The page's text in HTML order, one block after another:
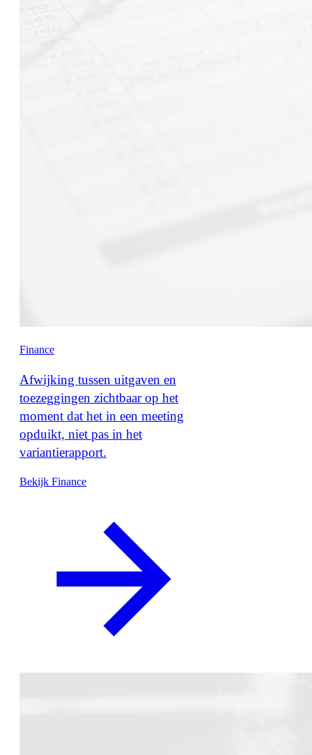
Finance
Afwijking tussen uitgaven en
toezeggingen zichtbaar op het
moment dat het in een meeting
opduikt, niet pas in het
variantierapport.
Bekijk Finance